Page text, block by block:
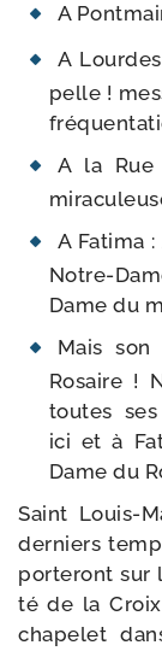
A
A
pelle !
A la
A Fatima
Notre-​
Dame du
Mais
Rosaire !
toutes
ici et à
Dame du
Saint Louis-​
der­niers
por­te­ront sur
té de la
cha­pe­let